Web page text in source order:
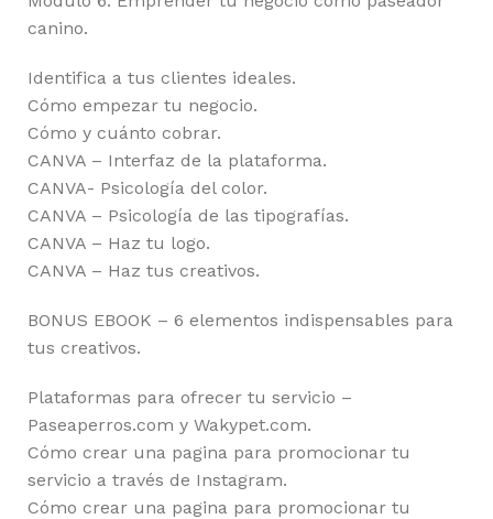
canino.
Identifica a tus clientes ideales.
Cómo empezar tu negocio.
Cómo y cuánto cobrar.
CANVA – Interfaz de la plataforma.
CANVA- Psicología del color.
CANVA – Psicología de las tipografías.
CANVA – Haz tu logo.
CANVA – Haz tus creativos.
BONUS EBOOK – 6 elementos indispensables para
tus creativos.
Plataformas para ofrecer tu servicio –
Paseaperros.com y Wakypet.com.
Cómo crear una pagina para promocionar tu
servicio a través de Instagram.
Cómo crear una pagina para promocionar tu